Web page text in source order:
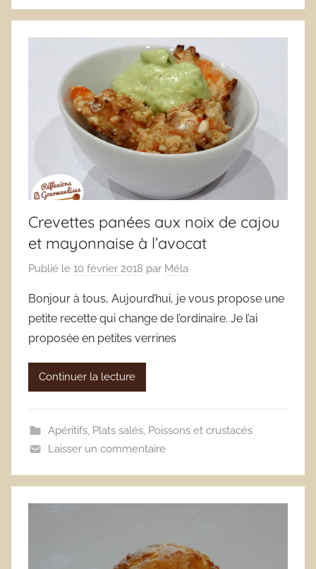
Crevettes panées aux noix de cajou
et mayonnaise à l’avocat
Publié le 10 février 2018 par Méla
Bonjour à tous, Aujourd’hui, je vous propose une
petite recette qui change de l’ordinaire. Je l’ai
proposée en petites verrines
Continuer la lecture
Apéritifs, Plats salés, Poissons et crustacés
Laisser un commentaire